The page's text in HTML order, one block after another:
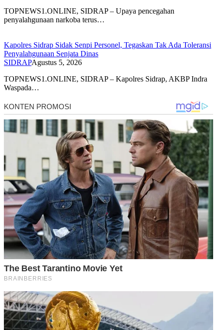
TOPNEWS1.ONLINE, SIDRAP – Upaya pencegahan
penyalahgunaan narkoba terus…
Kapolres Sidrap Sidak Senpi Personel, Tegaskan Tak Ada Toleransi
Penyalahgunaan Senjata Dinas
SIDRAPAgustus 5, 2026
TOPNEWS1.ONLINE, SIDRAP – Kapolres Sidrap, AKBP Indra
Waspada…